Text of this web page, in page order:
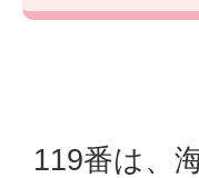
119番は、